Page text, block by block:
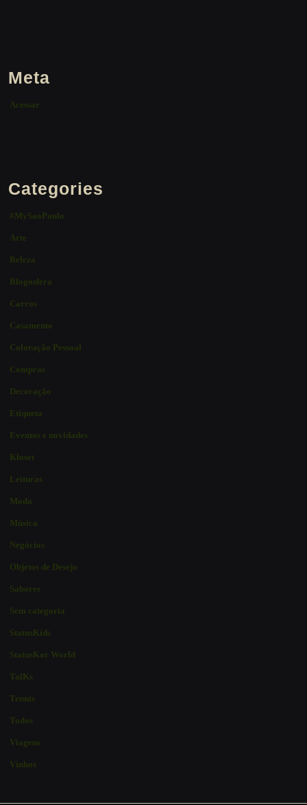
Meta
Acessar
Categories
#MySaoPaulo
Arte
Beleza
Blogosfera
Carros
Casamento
Coloração Pessoal
Compras
Decoração
Etiqueta
Eventos e novidades
Kloset
Leituras
Moda
Música
Negócios
Objetos de Desejo
Sabores
Sem categoria
StatusKids
StatusKor World
TalKs
Tennis
Todos
Viagens
Vinhos